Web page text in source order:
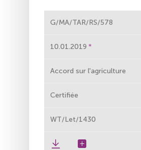
G/MA/TAR/RS/578
10.01.2019
Accord sur l'agriculture
Certifiée
WT/Let/1430